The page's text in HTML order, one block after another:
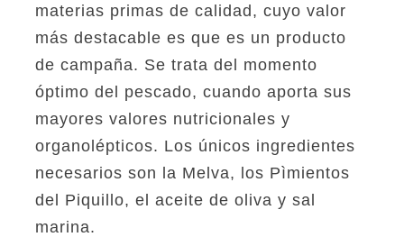
Piquillo
TEJERO
80
gr
cantidad
materias primas de calidad, cuyo valor
más destacable es que es un producto
de campaña. Se trata del momento
óptimo del pescado, cuando aporta sus
mayores valores nutricionales y
organolépticos. Los únicos ingredientes
necesarios son la Melva, los Pìmientos
del Piquillo, el aceite de oliva y sal
marina.